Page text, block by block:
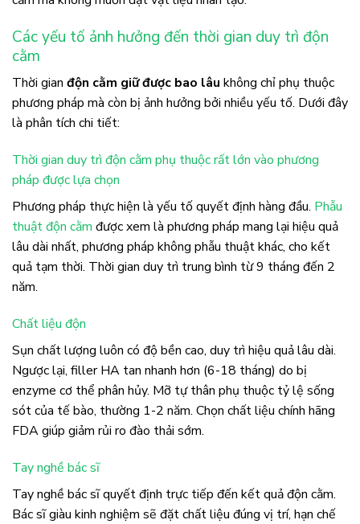
Các yếu tố ảnh hưởng đến thời gian duy trì độn
cằm
Thời gian độn cằm giữ được bao lâu không chỉ phụ thuộc
phương pháp mà còn bị ảnh hưởng bởi nhiều yếu tố. Dưới đây
là phân tích chi tiết:
Thời gian duy trì độn cằm phụ thuộc rất lớn vào phương
pháp được lựa chọn
Phương pháp thực hiện là yếu tố quyết định hàng đầu. Phẫu
thuật độn cằm được xem là phương pháp mang lại hiệu quả
lâu dài nhất, phương pháp không phẫu thuật khác, cho kết
quả tạm thời. Thời gian duy trì trung bình từ 9 tháng đến 2
năm.
Chất liệu độn
Sụn chất lượng luôn có độ bền cao, duy trì hiệu quả lâu dài.
Ngược lại, filler HA tan nhanh hơn (6-18 tháng) do bị
enzyme cơ thể phân hủy. Mỡ tự thân phụ thuộc tỷ lệ sống
sót của tế bào, thường 1-2 năm. Chọn chất liệu chính hãng
FDA giúp giảm rủi ro đào thải sớm.
Tay nghề bác sĩ
Tay nghề bác sĩ quyết định trực tiếp đến kết quả độn cằm.
Bác sĩ giàu kinh nghiệm sẽ đặt chất liệu đúng vị trí, hạn chế